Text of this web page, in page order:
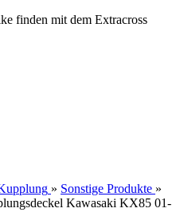
» Sonstige Produkte »
Kawasaki KX85 01-